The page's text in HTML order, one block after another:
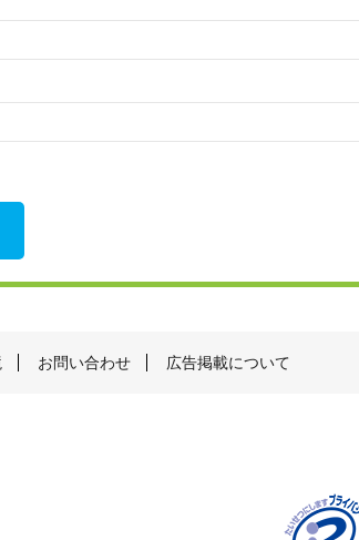
お問い合わせ 広告掲載について